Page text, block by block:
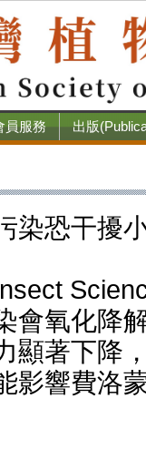
員服務 出版
染恐干擾
會氧化降
顯著下降
影響費洛